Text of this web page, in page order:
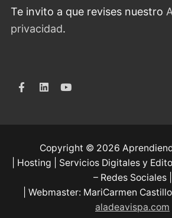
Te invito a que revises nuestro
privacidad.
Copyright © 2026
| Hosting | Servicios Digitales y
– Redes Sociales |
| Webmaster: MariCarmen
aladeavispa.com